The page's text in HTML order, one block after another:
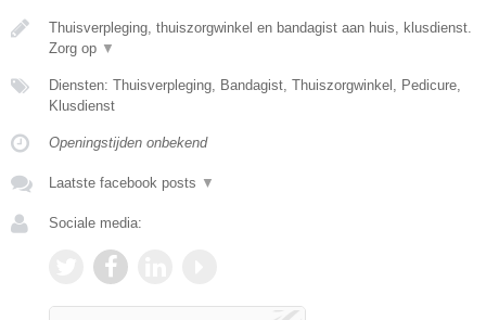
Thuisverpleging, thuiszorgwinkel en bandagist aan huis, klusdienst.
Zorg op ▼
Diensten: Thuisverpleging, Bandagist, Thuiszorgwinkel, Pedicure,
Klusdienst
Openingstijden onbekend
Laatste facebook posts ▼
Sociale media: